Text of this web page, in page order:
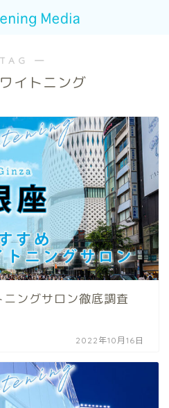
―
イトニング
ングサロン徹底調査
2022年10月16日